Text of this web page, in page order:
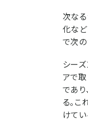
次な
化な
で次の
シー
アで
であ
る。
けて